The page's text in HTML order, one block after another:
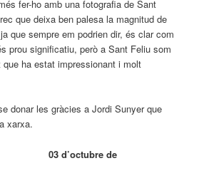
fer-ho amb una fotografia de Sant
que deixa ben palesa la magnitud de
que sempre em podrien dir, és clar com
prou significatiu, però a Sant Feliu som
ha estat impressionant i molt
donar les gràcies a Jordi Sunyer que
xarxa.
d’octubre de